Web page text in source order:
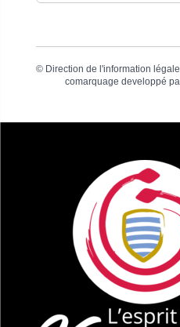
© Direction de l'information
comarquage developpé